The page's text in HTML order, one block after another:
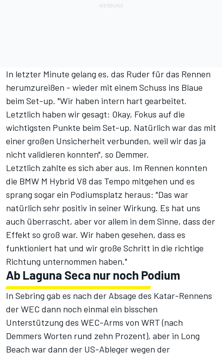
In letzter Minute gelang es, das Ruder für das Rennen
herumzureißen - wieder mit einem Schuss ins Blaue
beim Set-up. "Wir haben intern hart gearbeitet.
Letztlich haben wir gesagt: Okay, Fokus auf die
wichtigsten Punkte beim Set-up. Natürlich war das mit
einer großen Unsicherheit verbunden, weil wir das ja
nicht validieren konnten", so Demmer.
Letztlich zahlte es sich aber aus. Im Rennen konnten
die BMW M Hybrid V8 das Tempo mitgehen und es
sprang sogar ein Podiumsplatz heraus: "Das war
natürlich sehr positiv in seiner Wirkung. Es hat uns
auch überrascht, aber vor allem in dem Sinne, dass der
Effekt so groß war. Wir haben gesehen, dass es
funktioniert hat und wir große Schritt in die richtige
Richtung unternommen haben."
Ab Laguna Seca nur noch Podium
In Sebring gab es nach der Absage des Katar-Rennens
der WEC dann noch einmal ein bisschen
Unterstützung des WEC-Arms von WRT (nach
Demmers Worten rund zehn Prozent), aber in Long
Beach war dann der US-Ableger wegen der